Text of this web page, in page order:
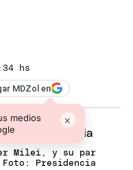
hs
MDZol en
medios
×
Milei, y su par
Foto: Presidencia